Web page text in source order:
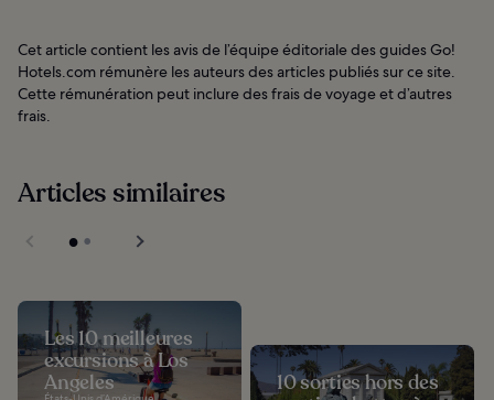
Cet article contient les avis de l’équipe éditoriale des guides Go!
Hotels.com rémunère les auteurs des articles publiés sur ce site.
Cette rémunération peut inclure des frais de voyage et d’autres
frais.
Articles similaires
Les 10 meilleures
excursions à Los
Angeles
10 sorties hors des